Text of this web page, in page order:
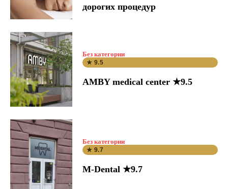
дорогих процедур
Без категории
★ 9.5
AMBY medical center ★9.5
Без категории
★ 9.7
M-Dental ★9.7